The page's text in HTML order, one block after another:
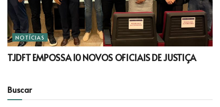
NOTÍCIAS
TJDFT EMPOSSA 10 NOVOS OFICIAIS DE JUSTIÇA
Buscar